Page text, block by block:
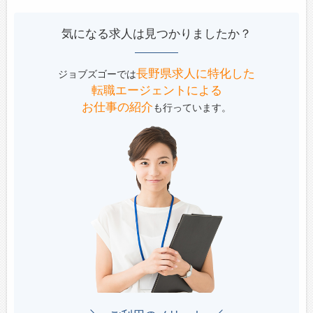
気になる求人は見つかりましたか？
ジョブズゴーでは長野県求人に特化した
転職エージェントによる
お仕事の紹介も行っています。